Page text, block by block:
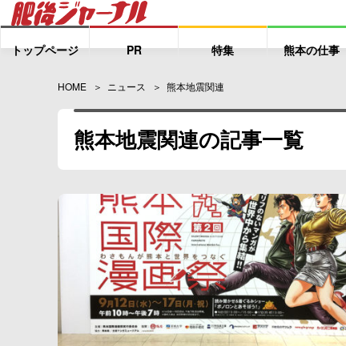
トップページ PR 特集 熊本の仕事
HOME ニュース 熊本地震関連
熊本地震関連の記事一覧